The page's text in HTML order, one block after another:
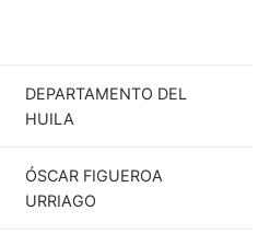
DEPARTAMENTO DEL
HUILA
ÓSCAR FIGUEROA
URRIAGO